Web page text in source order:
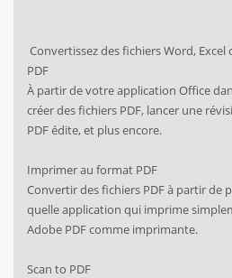
Convertissez des fichiers Word,
PDF
À partir de votre application Office
créer des fichiers PDF, lancer une
PDF édite, et plus encore.
Imprimer au format PDF
Convertir des fichiers PDF à partir
quelle application qui imprime
Adobe PDF comme imprimante.
Scan to PDF